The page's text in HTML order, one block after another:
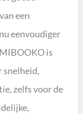
een
eenvoudiger
is
snelheid,
zelfs voor de